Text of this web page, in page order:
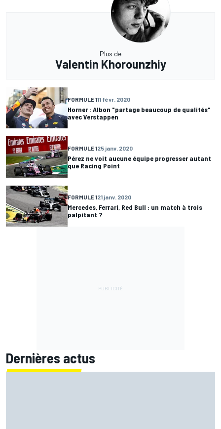
Plus de
Valentin Khorounzhiy
FORMULE 111 févr. 2020
Horner : Albon "partage beaucoup de qualités"
avec Verstappen
FORMULE 125 janv. 2020
Pérez ne voit aucune équipe progresser autant
que Racing Point
FORMULE 121 janv. 2020
Mercedes, Ferrari, Red Bull : un match à trois
palpitant ?
Dernières actus